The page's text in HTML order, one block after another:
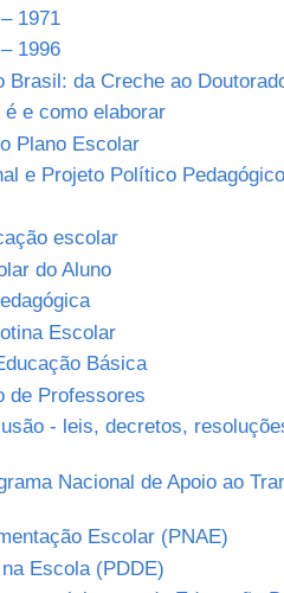
1971
1996
Brasil: da Creche ao
e como elaborar
Plano Escolar
e Projeto Político Pedagógico
escolar
do Aluno
Escolar
Básica
de Professores
- leis, decretos,
Nacional de Apoio ao
Escolar (PNAE)
Escola (PDDE)